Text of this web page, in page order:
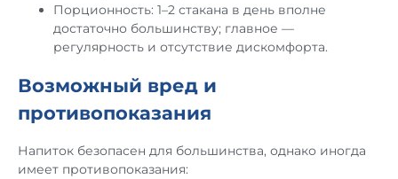
Порционность: 1–2 стакана в день вполне
достаточно большинству; главное —
регулярность и отсутствие дискомфорта.
Возможный вред и
противопоказания
Напиток безопасен для большинства, однако иногда
имеет противопоказания: